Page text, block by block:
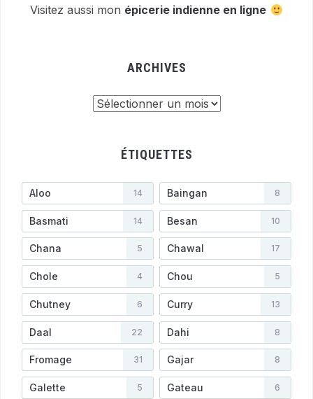
Visitez aussi mon épicerie indienne en ligne
ARCHIVES
ÉTIQUETTES
Aloo 14 Baingan 8
Basmati 14 Besan 10
Chana 5 Chawal 17
Chole 4 Chou 5
Chutney 6 Curry 13
Daal 22 Dahi 8
Fromage 31 Gajar 8
Galette 5 Gateau 6